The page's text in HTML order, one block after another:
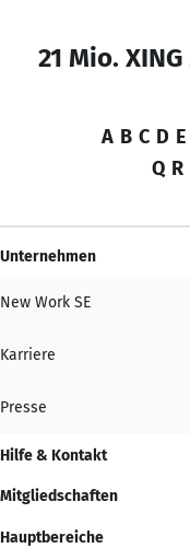
21 Mio.
A B C D E
Q R
Unternehmen
New Work SE
Karriere
Presse
Hilfe & Kontakt
Mitgliedschaften
Hauptbereiche